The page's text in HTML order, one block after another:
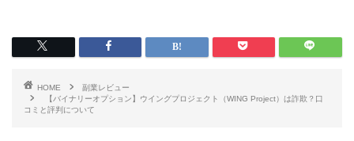
HOME
副業レビュー
【バイナリーオプション】ウイングプロジェクト（WING Project）は詐欺？口
コミと評判について